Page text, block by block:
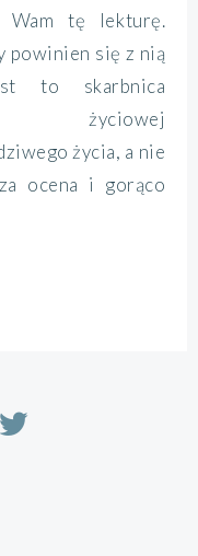
tę lekturę.
powinien się z nią
to skarbnica
życiowej
życia, a nie
ocena i gorąco